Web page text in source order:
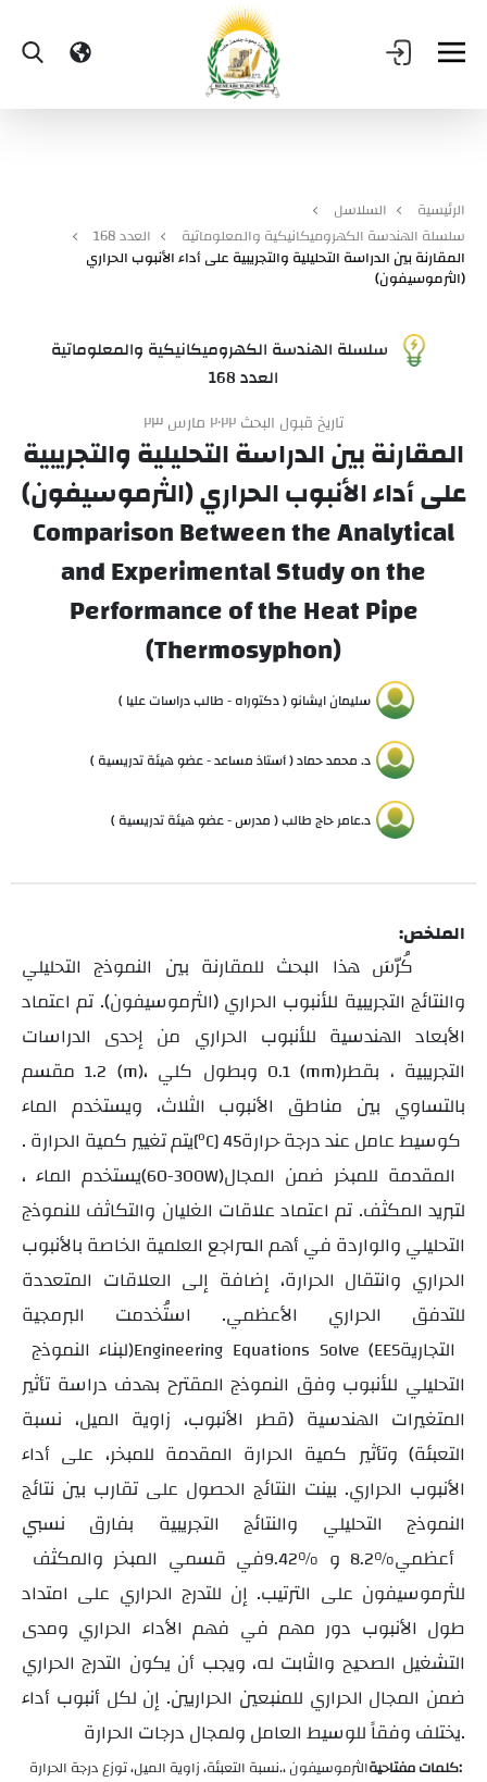
الرئيسية
السلاسل
سلسلة الهندسة الكهروميكانيكية والمعلوماتية
العدد 168
المقارنة بين الدراسة التحليلية والتجريبية على أداء الأنبوب الحراري
(الثرموسيفون)
سلسلة الهندسة الكهروميكانيكية والمعلوماتية
العدد 168
تاريخ قبول البحث ٢٠٢٢ مارس ٢٣
المقارنة بين الدراسة التحليلية والتجريبية
على أداء الأنبوب الحراري (الثرموسيفون)
Comparison Between the Analytical
and Experimental Study on the
Performance of the Heat Pipe
(Thermosyphon)
سليمان ايشانو ( دكتوراه - طالب دراسات عليا )
د. محمد حماد ( أستاذ مساعد - عضو هيئة تدريسية )
د.عامر حاج طالب ( مدرس - عضو هيئة تدريسية )
الملخص:
كُرّسَ هذا البحث للمقارنة بين النموذج التحليلي
والنتائج التجريبية للأنبوب الحراري (الثرموسيفون). تم اعتماد
الأبعاد الهندسية للأنبوب الحراري من إحدى الدراسات
التجريبية ، 0.1 (mm)
1.2 (m) مقسم
بالتساوي بين مناطق الأنبوب الثلاث، ويستخدم الماء
45
[oC]
. يتم تغيير كمية الحرارة
(60-300W)
، يستخدم الماء
لتبريد المكثف. تم اعتماد علاقات الغليان والتكاثف للنموذج
التحليلي والواردة في أهم المراجع العلمية الخاصة بالأنبوب
الحراري وانتقال الحرارة، إضافة إلى العلاقات المتعددة
للتدفق الحراري الأعظمي. استُخدمت البرمجية
EES
(
Engineering Equations Solve
)
التحليلي للأنبوب وفق النموذج المقترح بهدف دراسة تأثير
المتغيرات الهندسية (قطر الأنبوب، زاوية الميل، نسبة
التعبئة) وتأثير كمية الحرارة المقدمة للمبخر، على أداء
الأنبوب الحراري. بينت النتائج الحصول على تقارب بين نتائج
النموذج التحليلي والنتائج التجريبية بفارق نسبي
8.2%
9.42%
للثرموسيفون على الترتيب. إن للتدرج الحراري على امتداد
طول الأنبوب دور مهم في فهم الأداء الحراري ومدى
التشغيل الصحيح والثابت له، ويجب أن يكون التدرج الحراري
ضمن المجال الحراري للمنبعين الحراريين. إن لكل أنبوب أداء
يختلف وفقاً للوسيط العامل ولمجال درجات الحرارة.
كلمات مفتاحية: الثرموسيفون،نسبة التعبئة، زاوية الميل، توزع درجة الحرارة.